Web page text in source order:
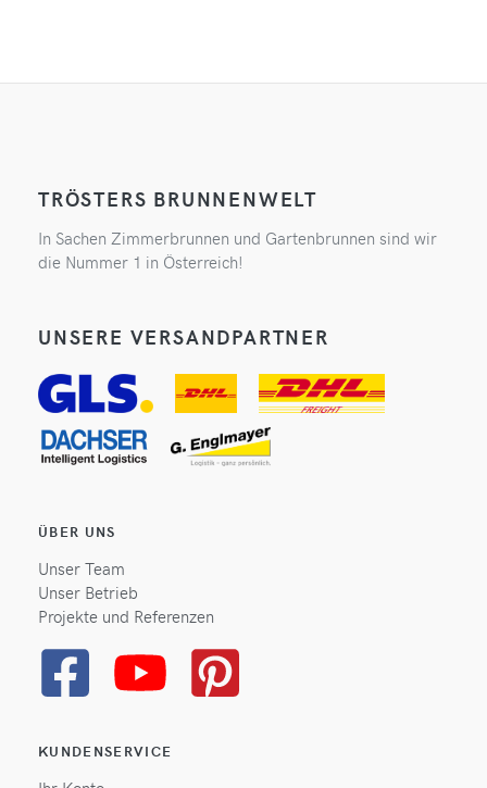
TRÖSTERS BRUNNENWELT
In Sachen Zimmerbrunnen und Gartenbrunnen sind wir
die Nummer 1 in Österreich!
UNSERE VERSANDPARTNER
ÜBER UNS
Unser Team
Unser Betrieb
Projekte und Referenzen
KUNDENSERVICE